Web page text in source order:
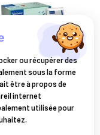
plus 100g 24
108,13 €
ou récupérer des
sous la forme
être à propos de
internet
utilisée pour